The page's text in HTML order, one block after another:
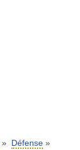
» Défense »